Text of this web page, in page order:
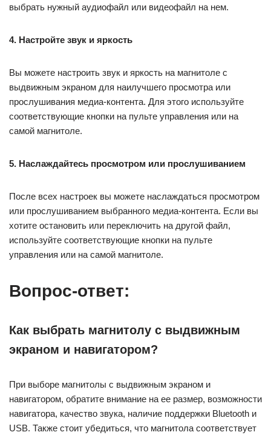
выбрать нужный аудиофайл или видеофайл на нем.
4. Настройте звук и яркость
Вы можете настроить звук и яркость на магнитоле с
выдвижным экраном для наилучшего просмотра или
прослушивания медиа-контента. Для этого используйте
соответствующие кнопки на пульте управления или на
самой магнитоле.
5. Наслаждайтесь просмотром или прослушиванием
После всех настроек вы можете наслаждаться просмотром
или прослушиванием выбранного медиа-контента. Если вы
хотите остановить или переключить на другой файл,
используйте соответствующие кнопки на пульте
управления или на самой магнитоле.
Вопрос-ответ:
Как выбрать магнитолу с выдвижным
экраном и навигатором?
При выборе магнитолы с выдвижным экраном и
навигатором, обратите внимание на ее размер, возможности
навигатора, качество звука, наличие поддержки Bluetooth и
USB. Также стоит убедиться, что магнитола соответствует